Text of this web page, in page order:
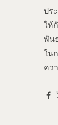
ปร
ให้
พัน
ใน
คว